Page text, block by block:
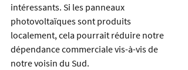
intéressants. Si les panneaux
photovoltaïques sont produits
localement, cela pourrait réduire notre
dépendance commerciale vis-à-vis de
notre voisin du Sud.